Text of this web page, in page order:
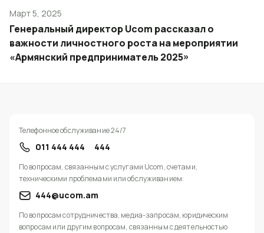
Март 5, 2025
Генеральный директор Ucom рассказал о
важности личностного роста на мероприятии
«Армянский предприниматель 2025»
Телефонное обслуживание 24/7
011 444 444 444
По вопросам, связанным с услугами Ucom, счетами,
техническими проблемами или обслуживанием:
444@ucom.am
По вопросам сотрудничества, медиа-запросам, юридическим
вопросам или другим вопросам, связанным с деятельностью